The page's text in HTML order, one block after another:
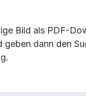
Bild als PDF-
geben dann den